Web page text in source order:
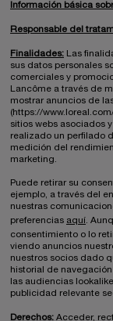
Información básica
Responsable del
Finalidades: Las
sus datos personales
comerciales y
Lancôme a través de
mostrar anuncios de
(https://
sitios webs asociados
realizado un perfilado
medición del
marketing.
Puede retirar su
ejemplo, a través del
nuestras
preferencias aquí .
consentimiento o lo
viendo anuncios
nuestros socios dado
historial de
las audiencias
publicidad relevante
Derechos: Acceder,